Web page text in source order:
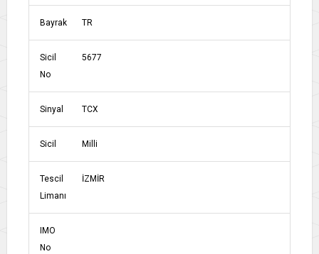
Bayrak TR
Sicil
No
5677
Sinyal TCX
Sicil Milli
Tescil
Limanı
İZMİR
IMO
No